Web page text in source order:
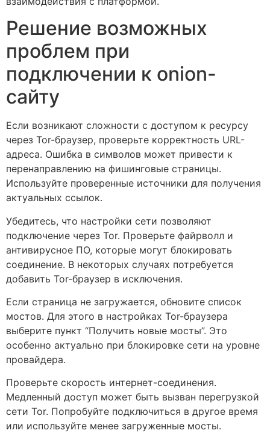
Решение возможных
проблем при
подключении к onion-
сайту
Если возникают сложности с доступом к ресурсу
через Tor-браузер, проверьте корректность URL-
адреса. Ошибка в символов может привести к
перенаправлению на фишинговые страницы.
Используйте проверенные источники для получения
актуальных ссылок.
Убедитесь, что настройки сети позволяют
подключение через Tor. Проверьте файрволл и
антивирусное ПО, которые могут блокировать
соединение. В некоторых случаях потребуется
добавить Tor-браузер в исключения.
Если страница не загружается, обновите список
мостов. Для этого в настройках Tor-браузера
выберите пункт “Получить новые мосты”. Это
особенно актуально при блокировке сети на уровне
провайдера.
Проверьте скорость интернет-соединения.
Медленный доступ может быть вызван перегрузкой
сети Tor. Попробуйте подключиться в другое время
или используйте менее загруженные мосты.